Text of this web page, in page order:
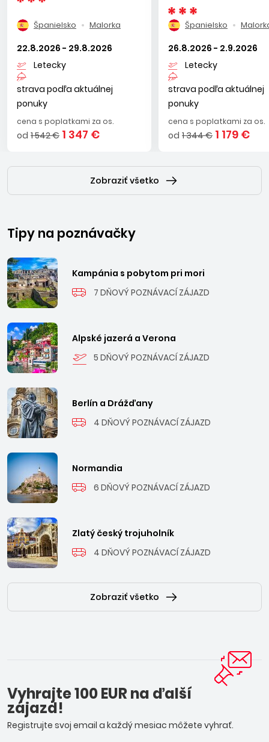
Španielsko Malorka
22.8.2026 - 29.8.2026
Letecky
strava podľa aktuálnej
ponuky
cena s poplatkami za os.
od 1 542 € 1 347 €
Španielsko
26.8.2026 - 2.9.2026
Letecky
strava podľa aktuálnej
ponuky
cena s poplatkami za os.
od 1 344 € 1 179 €
Zobraziť všetko
Tipy na poznávačky
Kampánia s pobytom pri mori
7 DŇOVÝ POZNÁVACÍ ZÁJAZD
Alpské jazerá a Verona
5 DŇOVÝ POZNÁVACÍ ZÁJAZD
Berlín a Drážďany
4 DŇOVÝ POZNÁVACÍ ZÁJAZD
Normandia
6 DŇOVÝ POZNÁVACÍ ZÁJAZD
Zlatý český trojuholník
4 DŇOVÝ POZNÁVACÍ ZÁJAZD
Zobraziť všetko
Vyhrajte 100 EUR na ďalší
zájazd!
Registrujte svoj email a každý mesiac môžete vyhrať.